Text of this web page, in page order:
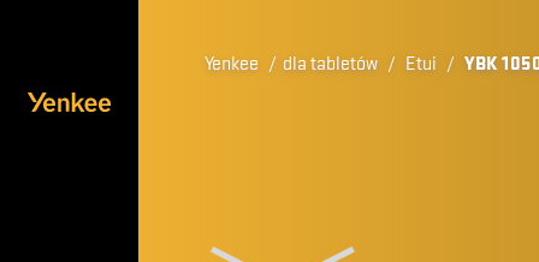
Yenkee / dla tabletów / Etui / YBK